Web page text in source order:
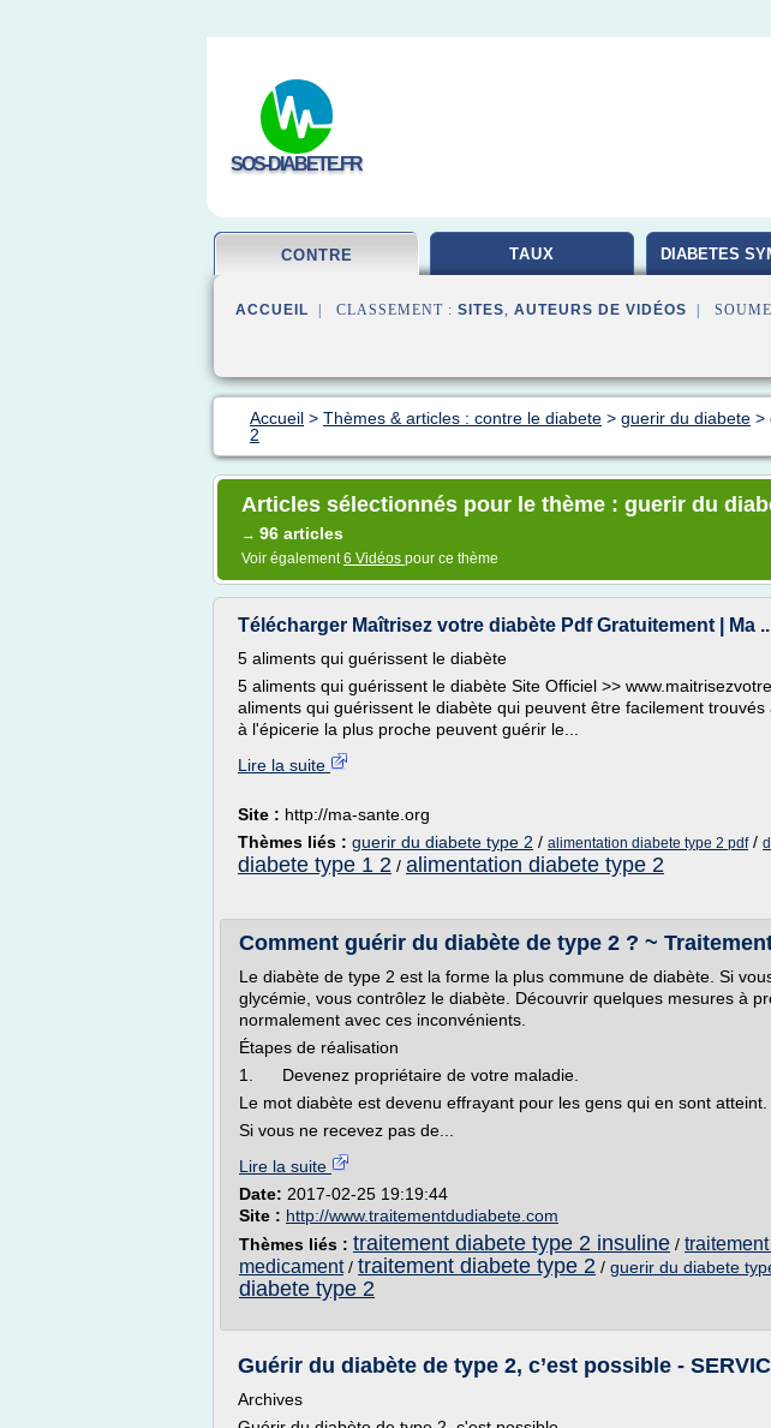
SOS-DIABETE.FR
CONTRE TAUX DIABETES
ACCUEIL | CLASSEMENT : SITES, AUTEURS DE VIDÉOS |
Accueil > Thèmes & articles : contre le diabete > guerir du diabete >
2
Articles sélectionnés pour le thème : guerir du
→ 96 articles
Voir également6 Vidéos pour ce thème
Télécharger Maîtrisez votre diabète Pdf Gratuitement | Ma
5 aliments qui guérissent le diabète
5 aliments qui guérissent le diabète Site Officiel >>
aliments qui guérissent le diabète qui peuvent être facilement
à l'épicerie la plus proche peuvent guérir le...
Lire la suite
Site : http://ma-sante.org
Thèmes liés : guerir du diabete type 2 / alimentation diabete type 2 pdf/
diabete type 1 2 / alimentation diabete type 2
Comment guérir du diabète de type 2 ? ~
Le diabète de type 2 est la forme la plus commune de diabète. Si
glycémie, vous contrôlez le diabète. Découvrir quelques mesures à
normalement avec ces inconvénients.
Étapes de réalisation
1. Devenez propriétaire de votre maladie.
Le mot diabète est devenu effrayant pour les gens qui en sont atteint.
Si vous ne recevez pas de...
Lire la suite
Date: 2017-02-25 19:19:44
Site : http://www.traitementdudiabete.com
Thèmes liés : traitement diabete type 2 insuline /
medicament/ traitement diabete type 2 / guerir du diabete
diabete type 2
Guérir du diabète de type 2, c’est possible -
Archives